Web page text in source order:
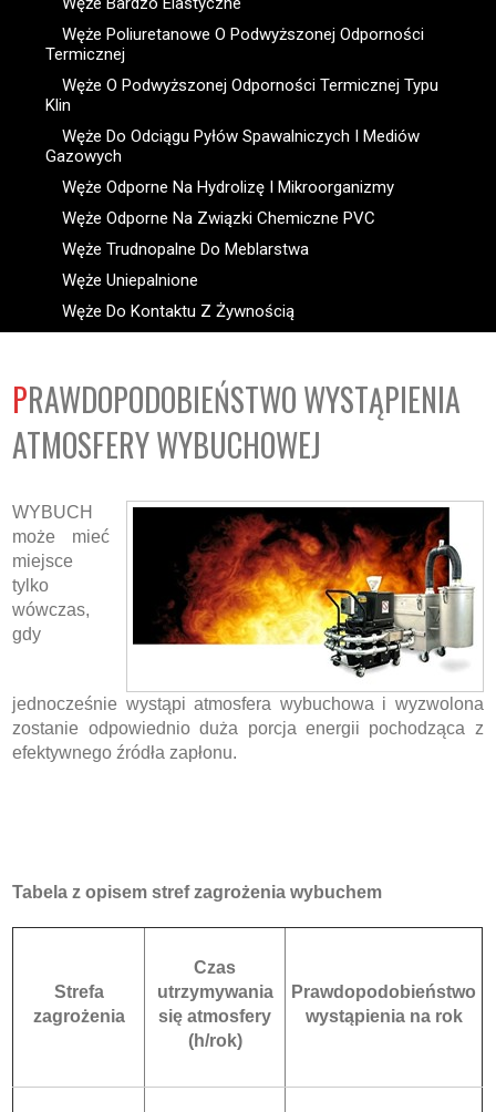
Węże Poliuretanowe O Podwyższonej Odporności
Termicznej
Węże O Podwyższonej Odporności Termicznej Typu
Klin
Węże Do Odciągu Pyłów Spawalniczych I Mediów
Gazowych
Węże Odporne Na Hydrolizę I Mikroorganizmy
Węże Odporne Na Związki Chemiczne PVC
Węże Trudnopalne Do Meblarstwa
Węże Uniepalnione
Węże Do Kontaktu Z Żywnością
PRAWDOPODOBIEŃSTWO WYSTĄPIENIA
ATMOSFERY WYBUCHOWEJ
WYBUCH
może mieć
miejsce
tylko
wówczas,
gdy
jednocześnie wystąpi atmosfera wybuchowa i wyzwolona
zostanie odpowiednio duża porcja energii pochodząca z
efektywnego źródła zapłonu.
Tabela z opisem stref zagrożenia wybuchem
Strefa
zagrożenia
Czas
utrzymywania
się atmosfery
(h/rok)
Prawdopodobieństwo
wystąpienia na rok